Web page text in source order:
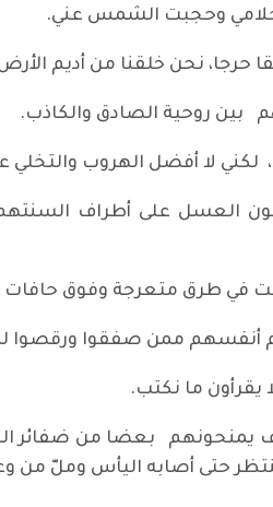
وحجبت الشمس عني.
حرجا، نحن خلقنا من أديم
بين روحية الصادق والكاذب.
لكني لا أفضل الهروب والتخلي
العسل على أطراف
في طرق متعرجة وفوق حافات
وهم أنفسهم ممن صفقوا
يقرأون ما نكتب.
يمنحونهم بعضا من ضفائر
حتى أصابه اليأس وملّ من